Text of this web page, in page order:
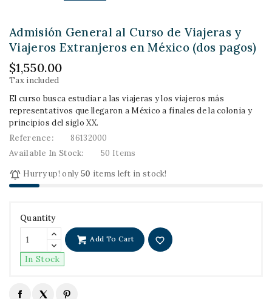
Admisión General al Curso de Viajeras y
Viajeros Extranjeros en México (dos pagos)
$1,550.00
Tax included
El curso busca estudiar a las viajeras y los viajeros más
representativos que llegaron a México a finales de la colonia y
principios del siglo XX.
Reference:
86132000
Available In Stock:
50 Items
 Hurry up! only 50 items left in stock!
Quantity
Add To Cart favorite_border
In Stock